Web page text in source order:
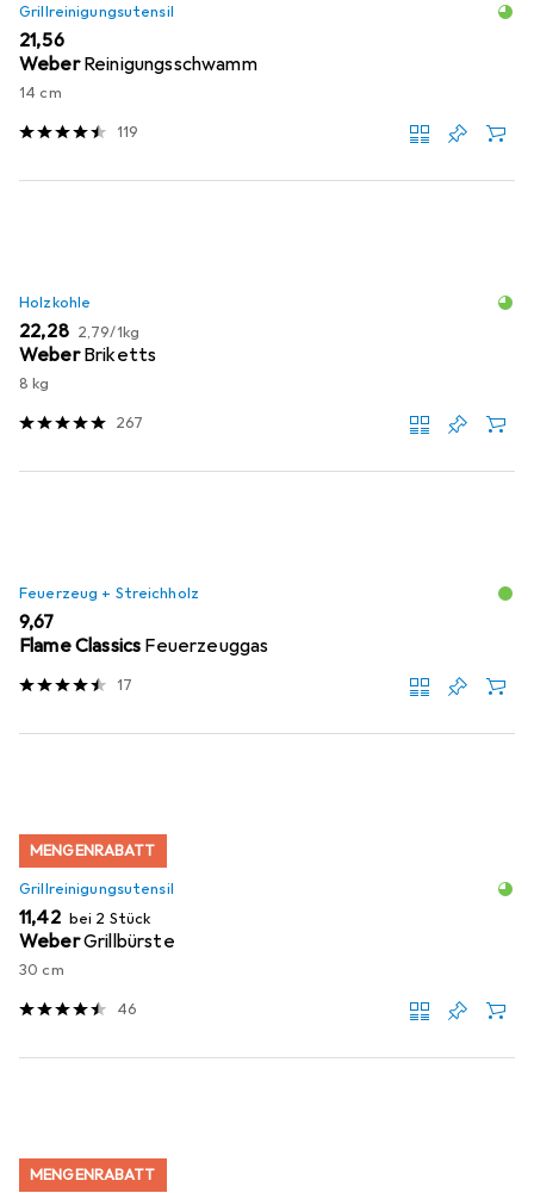
Grillreinigungsutensil
EUR
21,56
Weber Reinigungsschwamm
14 cm
119
Holzkohle
EUR
22,28 EUR
2,79/1kg
Weber Briketts
8 kg
267
Feuerzeug + Streichholz
EUR
9,67
Flame Classics Feuerzeuggas
17
MENGENRABATT
Grillreinigungsutensil
EUR
11,42 bei 2 Stück
WeberGrillbürste
30 cm
46
MENGENRABATT